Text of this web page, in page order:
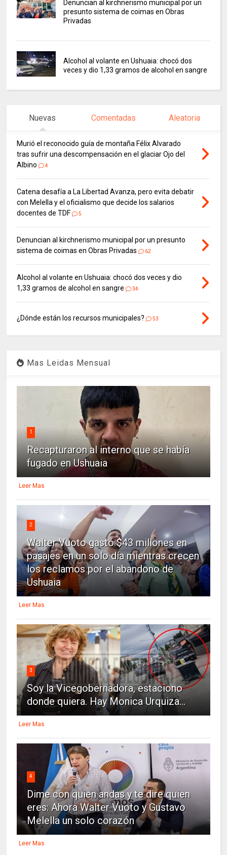
Denuncian al kirchnerismo municipal por un
presunto sistema de coimas en Obras
Privadas
Alcohol al volante en Ushuaia: chocó dos
veces y dio 1,33 gramos de alcohol en sangre
Nuevas Comentadas Aleatoria
Murió el reconocido guía de montaña Félix Alvarado
tras sufrir una descompensación en el glaciar Ojo del
Albino
4
Catena desafía a La Libertad Avanza, pero evita debatir
con Melella y el oficialismo que decide los salarios
docentes de TDF
5
Denuncian al kirchnerismo municipal por un presunto
sistema de coimas en Obras Privadas
62
Alcohol al volante en Ushuaia: chocó dos veces y dio
1,33 gramos de alcohol en sangre
34
¿Dónde están los recursos municipales? 53
Mas Leidas Mensual
1
Recapturaron al interno que se había
fugado en Ushuaia
Leer Mas
2
Walter Vuoto gastó $43 millones en
pasajes en un solo día mientras crecen
los reclamos por el abandono de
Ushuaia
Leer Mas
3
Soy la Vicegobernadora, estaciono
donde quiera. Hay Monica Urquiza...
Leer Mas
4
Dime con quien andas y te dire quien
eres: Ahora Walter Vuoto y Gustavo
Melella un solo corazón
Leer Mas